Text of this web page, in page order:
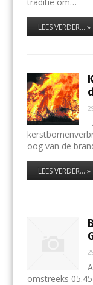
LEES VERDER... »
oog van de
LEES VERDER... »
omstreeks